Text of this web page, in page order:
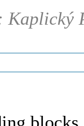
Kaplický